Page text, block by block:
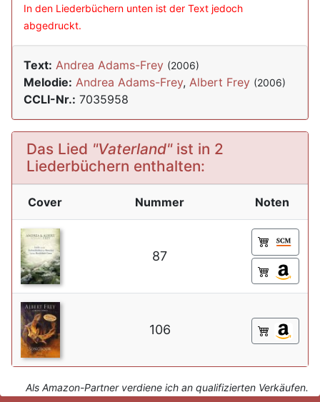
In den Liederbüchern unten ist der Text jedoch
abgedruckt.
Text: Andrea Adams-Frey (2006)
Melodie: Andrea Adams-Frey, Albert Frey (2006)
CCLI-Nr.: 7035958
Das Lied "Vaterland"ist in 2
Liederbüchern enthalten:
Cover Nummer Noten
87
106
Als Amazon-Partner verdiene ich an qualifizierten Verkäufen.